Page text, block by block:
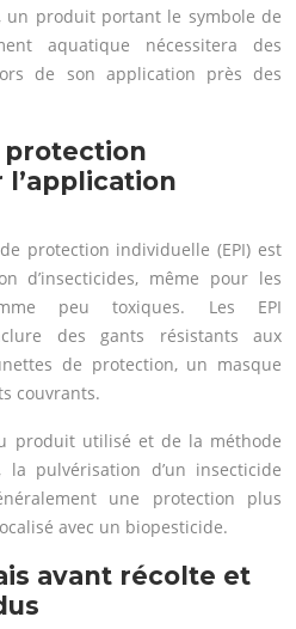
un produit portant le symbole de
aquatique nécessitera des
de son application près des
protection
protection individuelle (EPI) est
d’insecticides, même pour les
peu toxiques. Les EPI
des gants résistants aux
de protection, un masque
couvrants.
produit utilisé et de la méthode
la pulvérisation d’un insecticide
une protection plus
avec un biopesticide.
avant récolte et